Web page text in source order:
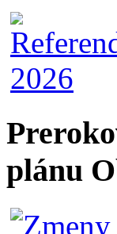
plánu